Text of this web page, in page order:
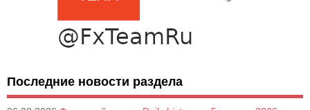
Последние новости раздела